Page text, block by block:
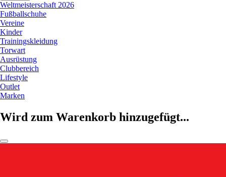
Weltmeisterschaft 2026
Fußballschuhe
Vereine
Kinder
Trainingskleidung
Torwart
Ausrüstung
Clubbereich
Lifestyle
Outlet
Marken
Wird zum Warenkorb hinzugefügt...